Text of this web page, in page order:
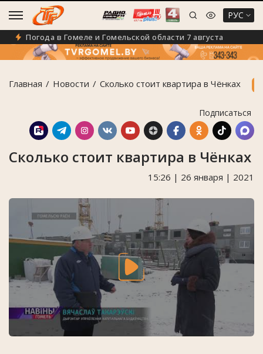
РУС
Погода в Гомеле и Гомельской области 7 августа
Главная Новости Сколько стоит квартира в Чёнках
Подписаться
Сколько стоит квартира в Чёнках
15:26 | 26 января | 2021